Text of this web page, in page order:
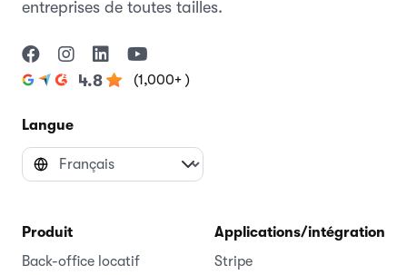
entreprises de toutes tailles.
4.8 (1,000+ )
Langue
Produit
Back-office locatif
Applications/intégrations
Stripe